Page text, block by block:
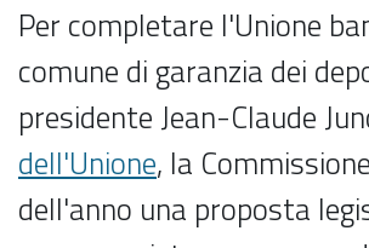
Per completare l'Unione
comune di garanzia dei
presidente Jean-Claude
dell'Unione, la
dell'anno una proposta